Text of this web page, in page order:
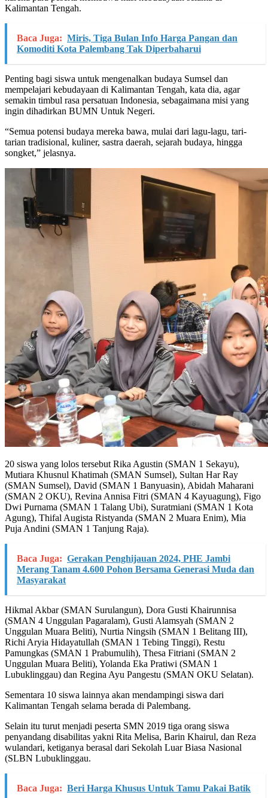
Kalimantan Tengah.
Baca Juga: Miris, Tiga Bulan Info Harga Pangan dan
Komoditi Kota Palembang Tak Diperbaharui
Penting bagi siswa untuk mengenalkan budaya Sumsel dan
mempelajari kebudayaan di Kalimantan Tengah, kata dia, agar
semakin timbul rasa persatuan Indonesia, sebagaimana misi yang
ingin dihadirkan BUMN Untuk Negeri.
“Semua potensi budaya mereka bawa, mulai dari lagu-lagu, tari-
tarian tradisional, kuliner, sastra daerah, sejarah budaya, hingga
songket,” jelasnya.
20 siswa yang lolos tersebut Rika Agustin (SMAN 1 Sekayu),
Mutiara Khusnul Khatimah (SMAN Sumsel), Sultan Har Ray
(SMAN Sumsel), David (SMAN 1 Banyuasin), Abidah Maharani
(SMAN 2 OKU), Revina Annisa Fitri (SMAN 4 Kayuagung), Figo
Dwi Purnama (SMAN 1 Talang Ubi), Suratmiani (SMAN 1 Kota
Agung), Thifal Augista Ristyanda (SMAN 2 Muara Enim), Mia
Puja Andini (SMAN 1 Tanjung Raja).
Baca Juga: Gerakan Penghijauan 2024, PHE Jambi
Merang Tanam 4.600 Pohon Bersama Generasi Muda dan
Masyarakat
Hikmal Akbar (SMAN Surulangun), Dora Gusti Khairunnisa
(SMAN 4 Unggulan Pagaralam), Gusti Alamsyah (SMAN 2
Unggulan Muara Beliti), Nurtia Ningsih (SMAN 1 Belitang III),
Richi Aryia Hidayatullah (SMAN 1 Tebing Tinggi), Restu
Pamungkas (SMAN 1 Prabumulih), Thesa Fitriani (SMAN 2
Unggulan Muara Beliti), Yolanda Eka Pratiwi (SMAN 1
Lubuklinggau) dan Regina Ayu Pangestu (SMAN OKU Selatan).
Sementara 10 siswa lainnya akan mendampingi siswa dari
Kalimantan Tengah selama berada di Palembang.
Selain itu turut menjadi peserta SMN 2019 tiga orang siswa
penyandang disabilitas yakni Rita Melisa, Barin Khairul, dan Reza
wulandari, ketiganya berasal dari Sekolah Luar Biasa Nasional
(SLBN Lubuklinggau.
Baca Juga: Beri Harga Khusus Untuk Tamu Pakai Batik